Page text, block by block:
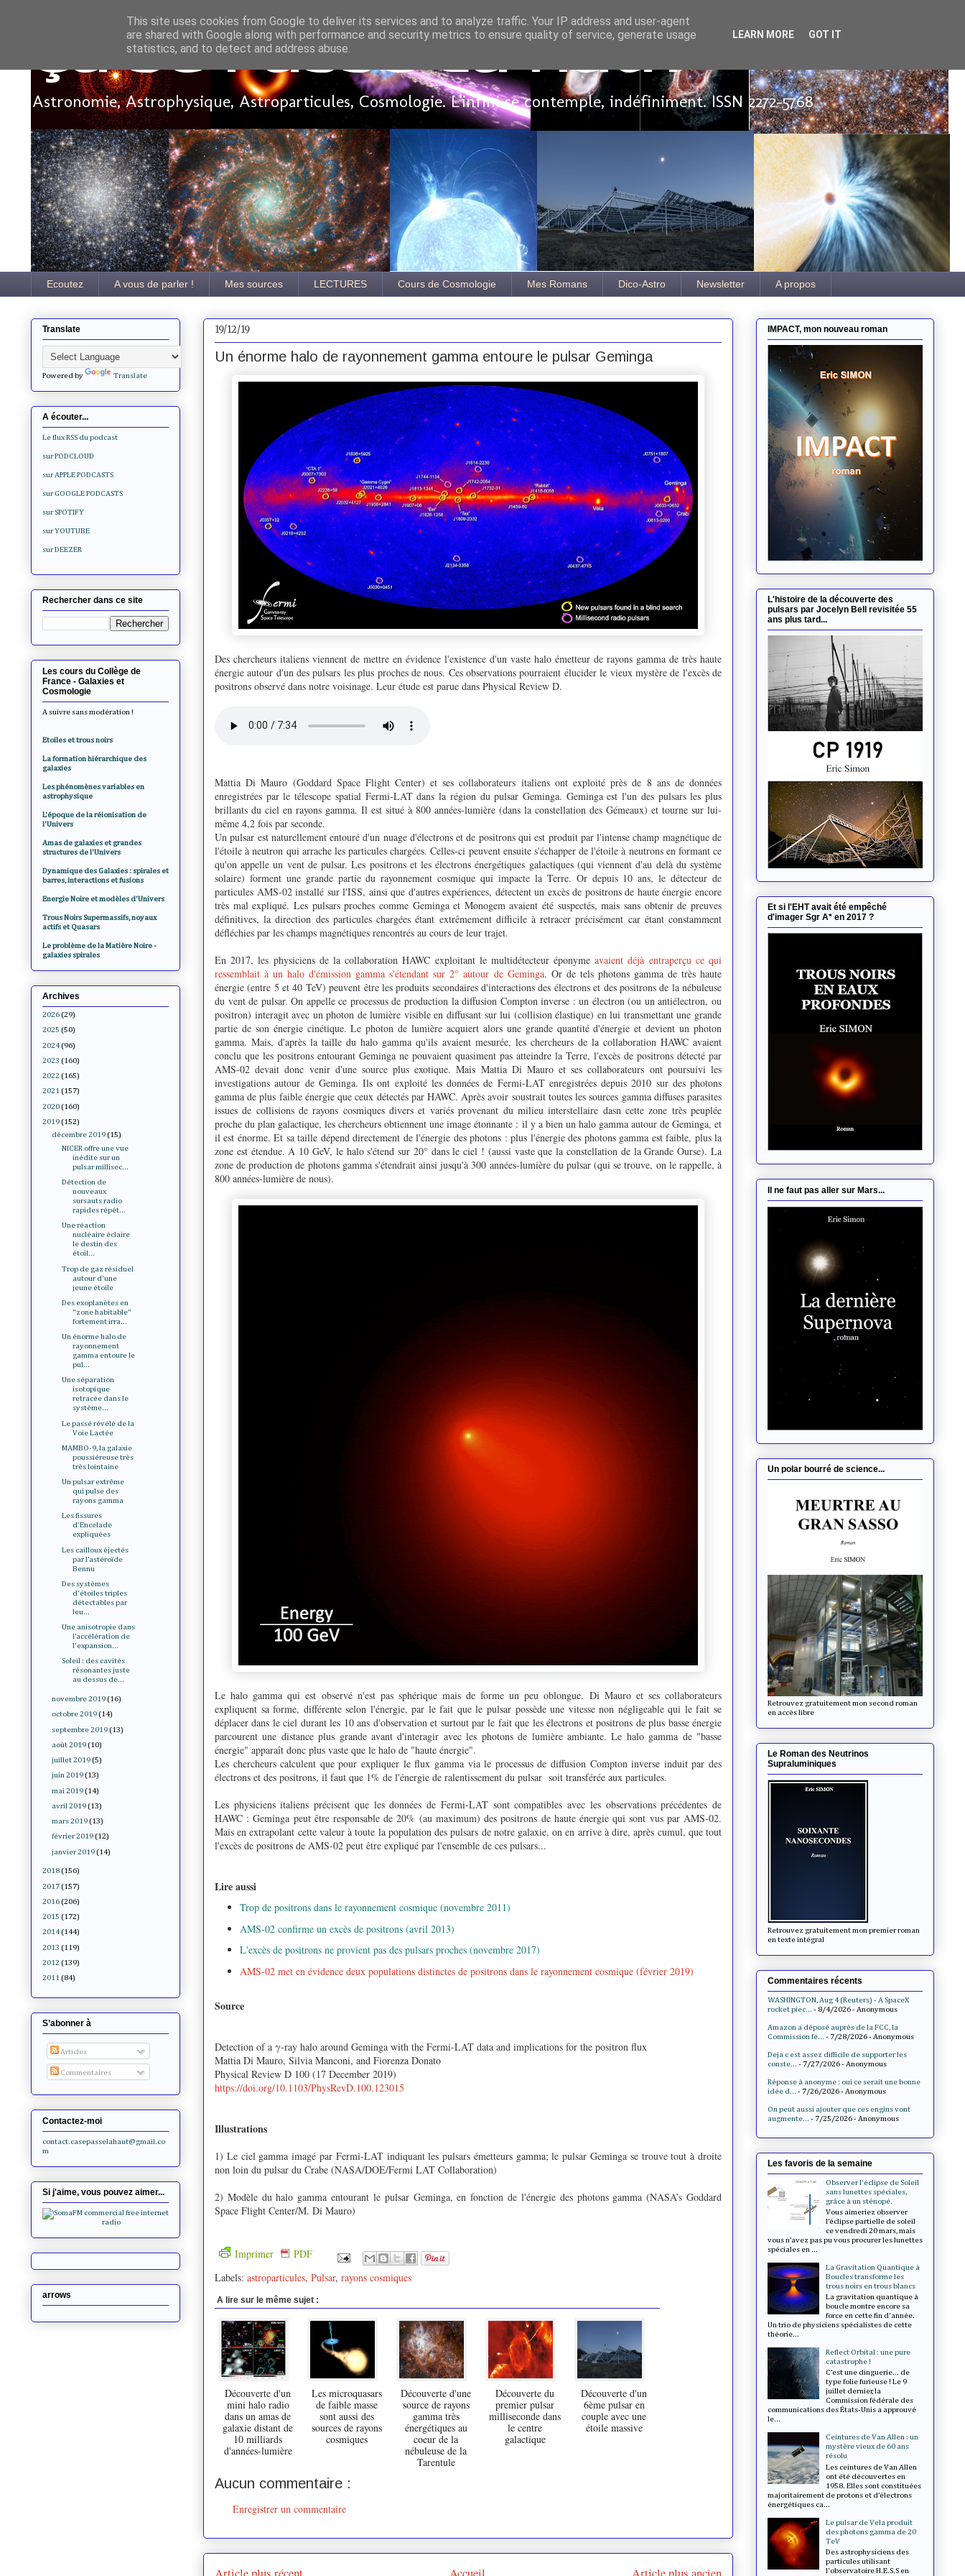
Ça se passe là haut
Astronomie, Astrophysique, Astroparticules, Cosmologie. L'infini se contemple, indéfiniment. ISSN 2272-5768
Ecoutez A vous de parler ! Mes sources LECTURES Cours de Cosmologie Mes Romans Dico-Astro Newsletter A propos
19/12/19
Un énorme halo de rayonnement gamma entoure le pulsar Geminga
Des chercheurs italiens viennent de mettre en évidence l'existence d'un vaste halo émetteur de rayons gamma de très haute
énergie autour d'un des pulsars les plus proches de nous. Ces observations pourraient élucider le vieux mystère de l'excès de
positrons observé dans notre voisinage. Leur étude est parue dans Physical Review D.
Mattia Di Mauro (Goddard Space Flight Center) et ses collaborateurs italiens ont exploité près de 8 ans de données
enregistrées par le télescope spatial Fermi-LAT dans la région du pulsar Geminga. Geminga est l'un des pulsars les plus
brillants du ciel en rayons gamma. Il est situé à 800 années-lumière (dans la constellation des Gémeaux) et tourne sur lui-
même 4,2 fois par seconde.
Un pulsar est naturellement entouré d'un nuage d'électrons et de positrons qui est produit par l'intense champ magnétique de
l'étoile à neutron qui arrache les particules chargées. Celles-ci peuvent ensuite s'échapper de l'étoile à neutrons en formant ce
qu'on appelle un vent de pulsar. Les positrons et les électrons énergétiques galactiques (qui viennent d'au delà du système
solaire) forment une grande partie du rayonnement cosmique qui impacte la Terre. Or depuis 10 ans, le détecteur de
particules AMS-02 installé sur l'ISS, ainsi que d'autres expériences, détectent un excès de positrons de haute énergie encore
très mal expliqué. Les pulsars proches comme Geminga et Monogem avaient été suspectés, mais sans obtenir de preuves
définitives, la direction des particules chargées étant extrêmement difficile à retracer précisément car étant constamment
défléchies par les champs magnétiques rencontrés au cours de leur trajet.
En 2017, les physiciens de la collaboration HAWC exploitant le multidétecteur éponymeavaient déjà entraperçu ce qui
ressemblait à un halo d'émission gamma s'étendant sur 2° autour de Geminga. Or de tels photons gamma de très haute
énergie (entre 5 et 40 TeV) peuvent être les produits secondaires d'interactions des électrons et des positrons de la nébuleuse
du vent de pulsar. On appelle ce processus de production la diffusion Compton inverse : un électron (ou un antiélectron, ou
positron) interagit avec un photon de lumière visible en diffusant sur lui (collision élastique) en lui transmettant une grande
partie de son énergie cinétique. Le photon de lumière acquiert alors une grande quantité d'énergie et devient un photon
gamma. Mais, d'après la taille du halo gamma qu'ils avaient mesurée, les chercheurs de la collaboration HAWC avaient
conclu que les positrons entourant Geminga ne pouvaient quasiment pas atteindre la Terre, l'excès de positrons détecté par
AMS-02 devait donc venir d'une source plus exotique. Mais Mattia Di Mauro et ses collaborateurs ont poursuivi les
investigations autour de Geminga. Ils ont exploité les données de Fermi-LAT enregistrées depuis 2010 sur des photons
gamma de plus faible énergie que ceux détectés par HAWC. Après avoir soustrait toutes les sources gamma diffuses parasites
issues de collisions de rayons cosmiques divers et variés provenant du milieu interstellaire dasn cette zone très peuplée
proche du plan galactique, les chercheurs obtiennent une image étonnante : il y a bien un halo gamma autour de Geminga, et
il est énorme. Et sa taille dépend directement de l'énergie des photons : plus l'énergie des photons gamma est faible, plus la
zone est étendue. A 10 GeV, le halo s'étend sur 20° dans le ciel ! (aussi vaste que la constellation de la Grande Ourse). La
zone de production de photons gamma s'étendrait ainsi jusqu'à 300 années-lumière du pulsar (qui se trouve, on le rappelle, à
800 années-lumière de nous).
Le halo gamma qui est observé n'est pas sphérique mais de forme un peu oblongue. Di Mauro et ses collaborateurs
expliquent sa forme, différente selon l'énergie, par le fait que le pulsar possède une vitesse non négligeable qui le fait se
déplacer dans le ciel durant les 10 ans d'observation et surtout par le fait que les électrons et positrons de plus basse énergie
parcourent une distance plus grande avant d'interagir avec les photons de lumière ambiante. Le halo gamma de "basse
énergie" apparaît donc plus vaste que le halo de "haute énergie".
Les chercheurs calculent que pour expliquer le flux gamma via le processus de diffusion Compton inverse induit par des
électrons et des positrons, il faut que 1% de l'énergie de ralentissement du pulsar soit transférée aux particules.
Les physiciens italiens précisent que les données de Fermi-LAT sont compatibles avec les observations précédentes de
HAWC : Geminga peut être responsable de 20% (au maximum) des positrons de haute énergie qui sont vus par AMS-02.
Mais en extrapolant cette valeur à toute la population des pulsars de notre galaxie, on en arrive à dire, après cumul, que tout
l'excès de positrons de AMS-02 peut être expliqué par l'ensemble de ces pulsars...
Lire aussi
Trop de positrons dans le rayonnement cosmique (novembre 2011)
AMS-02 confirme un excès de positrons (avril 2013)
L'excès de positrons ne provient pas des pulsars proches (novembre 2017)
AMS-02 met en évidence deux populations distinctes de positrons dans le rayonnement cosmique (février 2019)
Source
Detection of a γ-ray halo around Geminga with the Fermi-LAT data and implications for the positron flux
Mattia Di Mauro, Silvia Manconi, and Fiorenza Donato
Physical Review D 100 (17 December 2019)
https://doi.org/10.1103/PhysRevD.100.123015
Illustrations
1) Le ciel gamma imagé par Fermi-LAT indiquant les pulsars émetteurs gamma; le pulsar Geminga se trouve tout à droite
non loin du pulsar du Crabe (NASA/DOE/Fermi LAT Collaboration)
2) Modèle du halo gamma entourant le pulsar Geminga, en fonction de l'énergie des photons gamma (NASA’s Goddard
Space Flight Center/M. Di Mauro)
Imprimer
PDF
Labels: astroparticules, Pulsar, rayons cosmiques
A lire sur le même sujet :
Découverte d'un
mini halo radio
dans un amas de
galaxie distant de
10 milliards
d'années-lumière
Les microquasars
de faible masse
sont aussi des
sources de rayons
cosmiques
Découverte d'une
source de rayons
gamma très
énergétiques au
coeur de la
nébuleuse de la
Tarentule
Découverte du
premier pulsar
milliseconde dans
le centre
galactique
Découverte d'un
6ème pulsar en
couple avec une
étoile massive
Aucun commentaire :
Enregistrer un commentaire
Translate
Powered by Translate
A écouter...
Le flux RSS du podcast
sur PODCLOUD
sur APPLE PODCASTS
sur GOOGLE PODCASTS
sur SPOTIFY
sur YOUTUBE
sur DEEZER
Rechercher dans ce site
Les cours du Collège de
France - Galaxies et
Cosmologie
A suivre sans modération !
Etoiles et trous noirs
La formation hiérarchique des
galaxies
Les phénomènes variables en
astrophysique
L'époque de la réionisation de
l'Univers
Amas de galaxies et grandes
structures de l'Univers
Dynamique des Galaxies : spirales et
barres, interactions et fusions
Energie Noire et modèles d'Univers
Trous Noirs Supermassifs, noyaux
actifs et Quasars
Le problème de la Matière Noire -
galaxies spirales
Archives
2026 (29)
2025 (50)
2024 (96)
2023 (160)
2022 (165)
2021 (157)
2020 (160)
2019 (152)
décembre 2019 (15)
NICER offre une vue
inédite sur un
pulsar millisec...
Détection de
nouveaux
sursauts radio
rapides répét...
Une réaction
nucléaire éclaire
le destin des
étoil...
Trop de gaz résiduel
autour d'une
jeune étoile
Des exoplanètes en
"zone habitable"
fortement irra...
Un énorme halo de
rayonnement
gamma entoure le
pul...
Une séparation
isotopique
retracée dans le
système...
Le passé révélé de la
Voie Lactée
MAMBO-9, la galaxie
poussiéreuse très
très lointaine
Un pulsar extrême
qui pulse des
rayons gamma
Les fissures
d'Encelade
expliquées
Les cailloux éjectés
par l’astéroïde
Bennu
Des systèmes
d'étoiles triples
détectables par
leu...
Une anisotropie dans
l’accélération de
l'expansion...
Soleil : des cavités
résonantes juste
au dessus de...
novembre 2019 (16)
octobre 2019 (14)
septembre 2019 (13)
août 2019 (10)
juillet 2019 (5)
juin 2019 (13)
mai 2019 (14)
avril 2019 (13)
mars 2019 (13)
février 2019 (12)
janvier 2019 (14)
2018 (156)
2017 (157)
2016 (206)
2015 (172)
2014 (144)
2013 (119)
2012 (139)
2011 (84)
S’abonner à
Articles
Commentaires
Contactez-moi
contact.casepasselahaut@gmail.co
m
Si j'aime, vous pouvez aimer...
arrows
IMPACT, mon nouveau roman
L'histoire de la découverte des
pulsars par Jocelyn Bell revisitée 55
ans plus tard...
Et si l'EHT avait été empêché
d'imager Sgr A* en 2017 ?
Il ne faut pas aller sur Mars...
Un polar bourré de science...
Retrouvez gratuitement mon second roman
en accès libre
Le Roman des Neutrinos
Supraluminiques
Retrouvez gratuitement mon premier roman
en texte intégral
Commentaires récents
WASHINGTON, Aug 4 (Reuters) - A SpaceX
rocket piec... - 8/4/2026- Anonymous
Amazon a déposé auprès de la FCC, la
Commission fé... - 7/28/2026- Anonymous
Deja c est assez difficile de supporter les
conste... - 7/27/2026- Anonymous
Réponse à anonyme : oui ce serait une bonne
idée d... - 7/26/2026- Anonymous
On peut aussi ajouter que ces engins vont
augmente... - 7/25/2026- Anonymous
Les favoris de la semaine
Observer l'éclipse de Soleil
sans lunettes spéciales,
grâce à un sténopé.
Vous aimeriez observer
l’éclipse partielle de soleil
ce vendredi 20 mars, mais
vous n’avez pas pu vous procurer les lunettes
spéciales en ...
La Gravitation Quantique à
Boucles transforme les
trous noirs en trous blancs
La gravitation quantique à
boucle montre encore sa
force en cette fin d'année.
Un trio de physiciens spécialistes de cette
théorie...
Reflect Orbital : une pure
catastrophe !
C’est une dinguerie... de
type folie furieuse ! Le 9
juillet dernier, la
Commission fédérale des
communications des États-Unis a approuvé
le...
Ceintures de Van Allen : un
mystère vieux de 60 ans
résolu
Les ceintures de Van Allen
ont été découvertes en
1958. Elles sont constituées
majoritairement de protons et d’électrons
énergétiques ca...
Le pulsar de Vela produit
des photons gamma de 20
TeV
Des astrophysiciens des
particules utilisant
l'observatoire H.E.S.S en
This site uses cookies from Google to deliver its services and to analyze traffic. Your IP address and user-agent
are shared with Google along with performance and security metrics to ensure quality of service, generate usage
statistics, and to detect and address abuse.
LEARN MORE GOT IT